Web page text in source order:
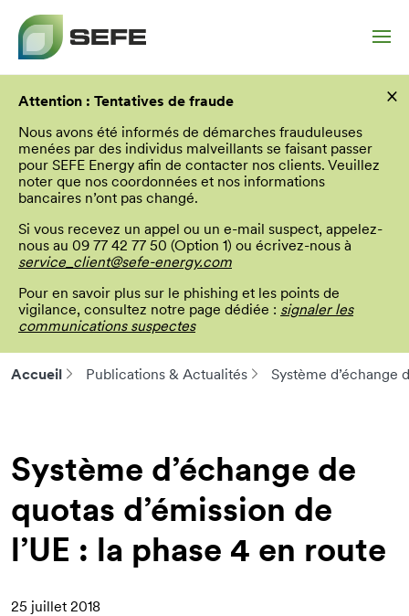
principal
Attention : Tentatives de fraude
Nous avons été informés de démarches frauduleuses
menées par des individus malveillants se faisant passer
pour SEFE Energy afin de contacter nos clients. Veuillez
noter que nos coordonnées et nos informations
bancaires n’ont pas changé.
Si vous recevez un appel ou un e-mail suspect, appelez-
nous au 09 77 42 77 50 (Option 1) ou écrivez-nous à
service_client@sefe-energy.com
Pour en savoir plus sur le phishing et les points de
vigilance, consultez notre page dédiée : signaler les
communications suspectes
×
Accueil Publications & Actualités Système d’échange
Système d’échange de
quotas d’émission de
l’UE : la phase 4 en route
25 juillet 2018